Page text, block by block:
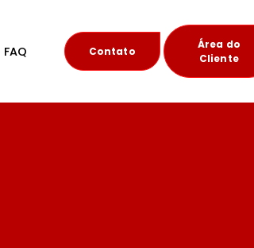
FAQ Contato
Área do
Cliente